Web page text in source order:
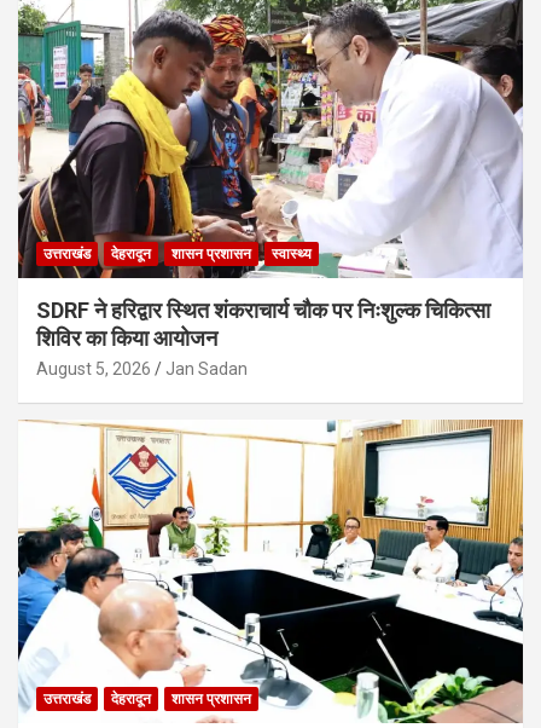
उत्तराखंड देहरादून शासन प्रशासन स्वास्थ्य
SDRF ने हरिद्वार स्थित शंकराचार्य चौक पर निःशुल्क चिकित्सा
शिविर का किया आयोजन
August 5, 2026 Jan Sadan
उत्तराखंड देहरादून शासन प्रशासन